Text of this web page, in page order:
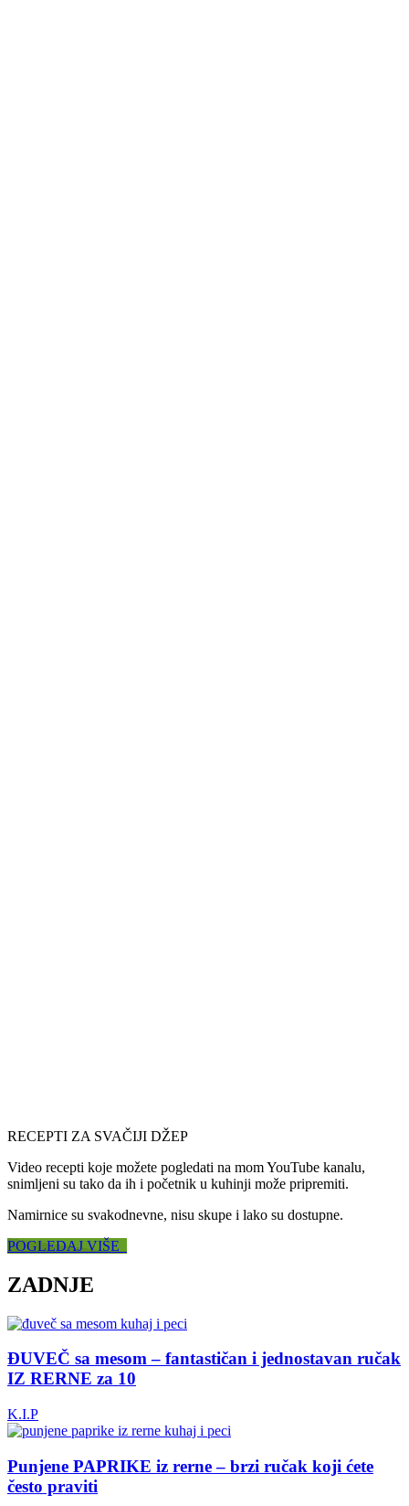
RECEPTI ZA SVAČIJI DŽEP
Video recepti koje možete pogledati na mom YouTube kanalu,
snimljeni su tako da ih i početnik u kuhinji može pripremiti.
Namirnice su svakodnevne, nisu skupe i lako su dostupne.
POGLEDAJ VIŠE
ZADNJE
ĐUVEČ sa mesom – fantastičan i jednostavan ručak
IZ RERNE za 10
K.I.P
Punjene PAPRIKE iz rerne – brzi ručak koji ćete
često praviti